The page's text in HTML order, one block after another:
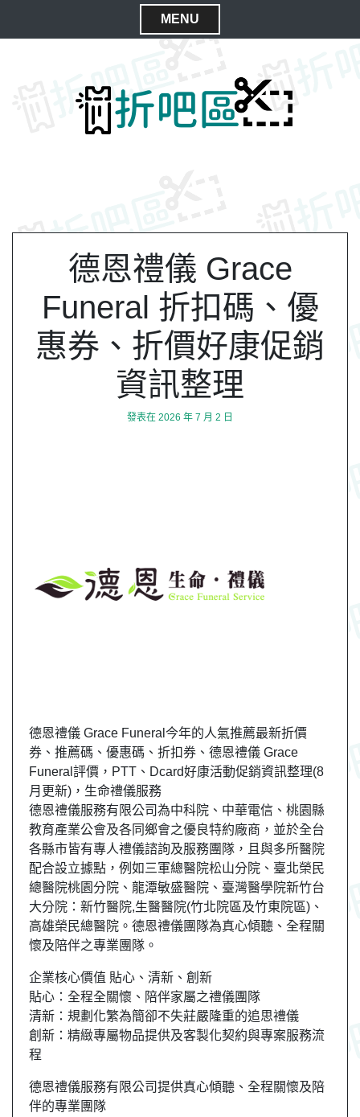
MENU
C
德恩禮儀 Grace
Funeral 折扣碼、優
惠券、折價好康促銷
資訊整理
發表在 2026 年 7 月 2 日
德恩禮儀 Grace Funeral今年的人氣推薦最新折價
券、推薦碼、優惠碼、折扣券、德恩禮儀 Grace
Funeral評價，PTT、Dcard好康活動促銷資訊整理(8
月更新)，生命禮儀服務
德恩禮儀服務有限公司為中科院、中華電信、桃園縣
教育產業公會及各同鄉會之優良特約廠商，並於全台
各縣市皆有專人禮儀諮詢及服務團隊，且與多所醫院
配合設立據點，例如三軍總醫院松山分院、臺北榮民
總醫院桃園分院、龍潭敏盛醫院、臺灣醫學院新竹台
大分院：新竹醫院,生醫醫院(竹北院區及竹東院區)、
高雄榮民總醫院。德恩禮儀團隊為真心傾聽、全程關
懷及陪伴之專業團隊。
企業核心價值 貼心、清新、創新
貼心：全程全關懷、陪伴家屬之禮儀團隊
清新：規劃化繁為簡卻不失莊嚴隆重的追思禮儀
創新：精緻專屬物品提供及客製化契約與專案服務流
程
德恩禮儀服務有限公司提供真心傾聽、全程關懷及陪
伴的專業團隊